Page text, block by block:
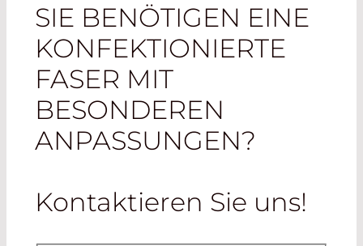
SIE BENÖTIGEN EINE
KONFEKTIONIERTE
FASER MIT
BESONDEREN
ANPASSUNGEN?
Kontaktieren Sie uns!